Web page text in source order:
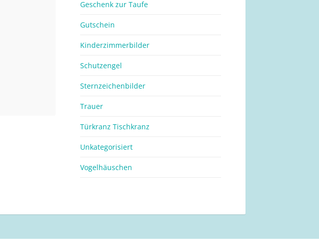
Geschenk zur Taufe
Gutschein
Kinderzimmerbilder
Schutzengel
Sternzeichenbilder
Trauer
Türkranz Tischkranz
Unkategorisiert
Vogelhäuschen